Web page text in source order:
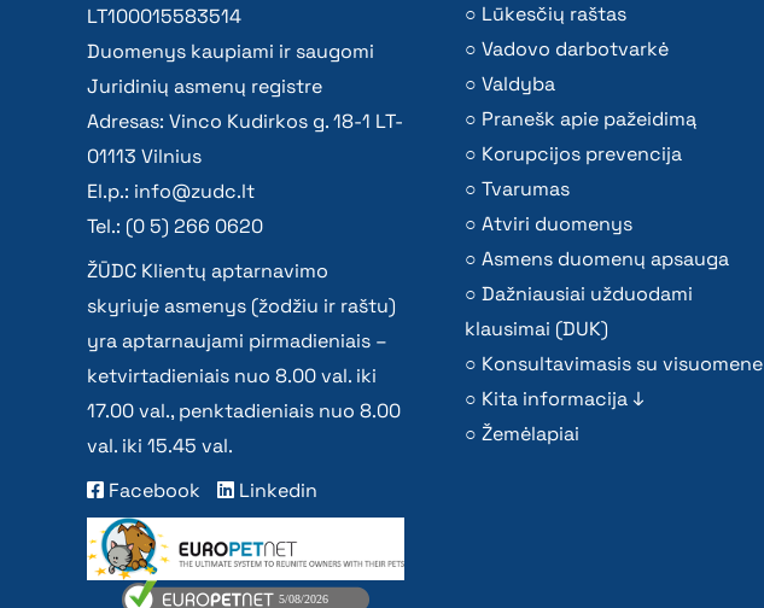
LT100015583514
Duomenys kaupiami ir saugomi
Juridinių asmenų registre
Adresas: Vinco Kudirkos g. 18-1 LT-
01113 Vilnius
El.p.: info@zudc.lt
Tel.: (0 5) 266 0620
ŽŪDC Klientų aptarnavimo
skyriuje asmenys (žodžiu ir raštu)
yra aptarnaujami pirmadieniais –
ketvirtadieniais nuo 8.00 val. iki
17.00 val., penktadieniais nuo 8.00
val. iki 15.45 val.
Facebook
Linkedin
Lūkesčių raštas
Vadovo darbotvarkė
Valdyba
Pranešk apie pažeidimą
Korupcijos prevencija
Tvarumas
Atviri duomenys
Asmens duomenų apsauga
Dažniausiai užduodami
klausimai (DUK)
Konsultavimasis su visuomene
Kita informacija ↓
Žemėlapiai